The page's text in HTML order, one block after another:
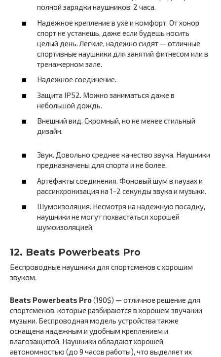
полной зарядки наушников: 2 часа.
Надежное крепление в ухе и комфорт. От хонор
спорт не устанешь, даже если будешь носить
целый день. Легкие, надежно сидят — отличные
спортивные наушники для занятий фитнесом или в
тренажерном зале.
Надежное соединение.
Защита IP52. Можно заниматься даже в
небольшой дождь.
Внешний вид. Скромный, но не менее стильный
дизайн.
Звук. Довольно среднее качество звука. Наушники
предназначены для спорта и не более.
Артефакты соединения. Фоновый шум в паузах и
рассинхронизация на 1-2 секунды звука и музыки.
Шумоизоляция. Несмотря на надежную посадку,
наушники не могут похвастаться хорошей
шумоизоляцией.
12. Beats Powerbeats Pro
Беспроводные наушники для спортсменов с хорошим
звуком.
Beats Powerbeats Pro(190$) — отличное решение для
спортсменов, которые разбираются в хорошем звучании
музыки. Беспроводная модель устройства также
оснащена надежным и удобным креплением и
влагозащитой. Наушники обладают хорошей
автономностью (до 9 часов работы), что выделяет их